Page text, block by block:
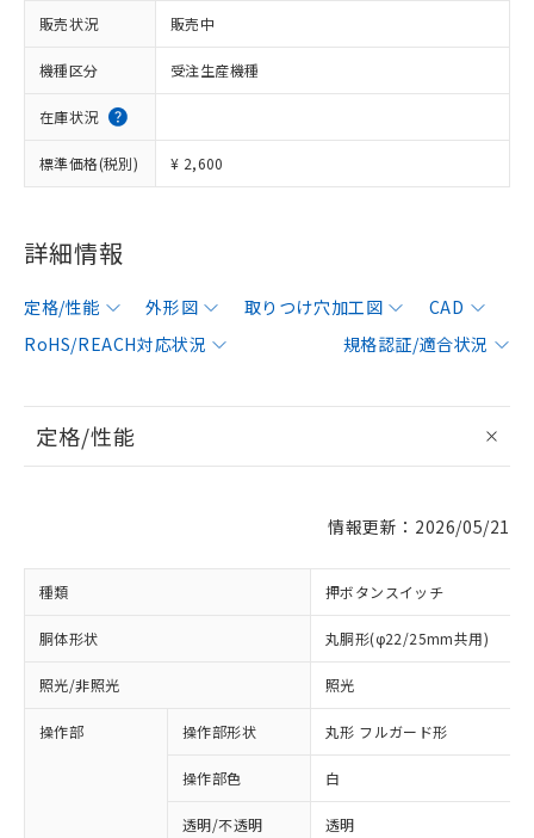
販売状況 販売中
機種区分 受注生産機種
在庫状況
標準価格(税別) ¥ 2,600
詳細情報
定格/性能 外形図 取りつけ穴加工図
CAD
RoHS/REACH対応状況
規格認証/適合状況
定格/性能
情報更新：2026/05/21
種類 押ボタンスイッチ
胴体形状 丸胴形(φ22/25mm共用)
照光/非照光 照光
操作部 操作部形状 丸形 フルガード形
操作部色 白
透明/不透明 透明